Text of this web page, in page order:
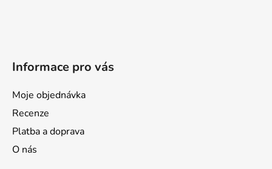
Informace pro vás
Moje objednávka
Recenze
Platba a doprava
O nás